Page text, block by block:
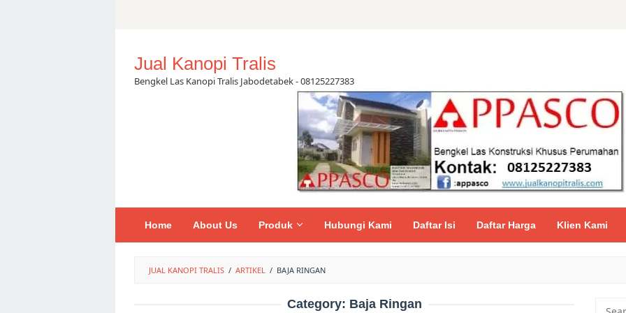
Jual Kanopi Tralis
Bengkel Las Kanopi Tralis Jabodetabek - 08125227383
Home About Us Produk Hubungi Kami Daftar Isi Daftar Harga Klien Kami
JUAL KANOPI TRALIS / ARTIKEL / BAJA RINGAN
Category: Baja Ringan